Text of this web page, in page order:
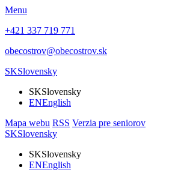
Menu
+421 337 719 771
obecostrov@obecostrov.sk
SKSlovensky
SKSlovensky
ENEnglish
Mapa webu RSS Verzia pre seniorov
SKSlovensky
SKSlovensky
ENEnglish